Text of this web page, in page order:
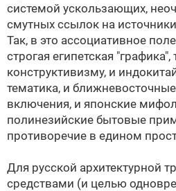
системой ускользающих,
смутных ссылок на
Так, в это ассоциативное
строгая египетская
конструктивизму, и
тематика, и
включения, и японские
полинезийские бытовые
противоречие в едином
Для русской архитектурной
средствами (и целью